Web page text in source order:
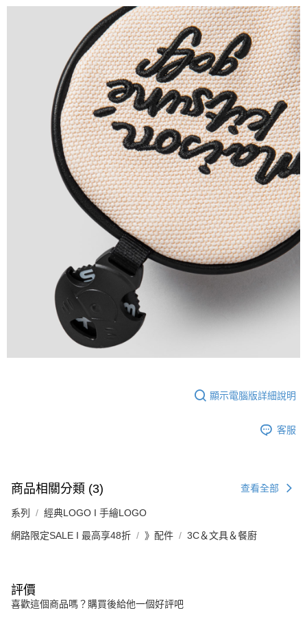
顯示電腦版詳細說明
客服
商品相關分類 (3) 查看全部
系列 經典LOGO I 手繪LOGO
網路限定SALE I 最高享48折 》配件 3C＆文具＆餐廚
評價
喜歡這個商品嗎？購買後給他一個好評吧